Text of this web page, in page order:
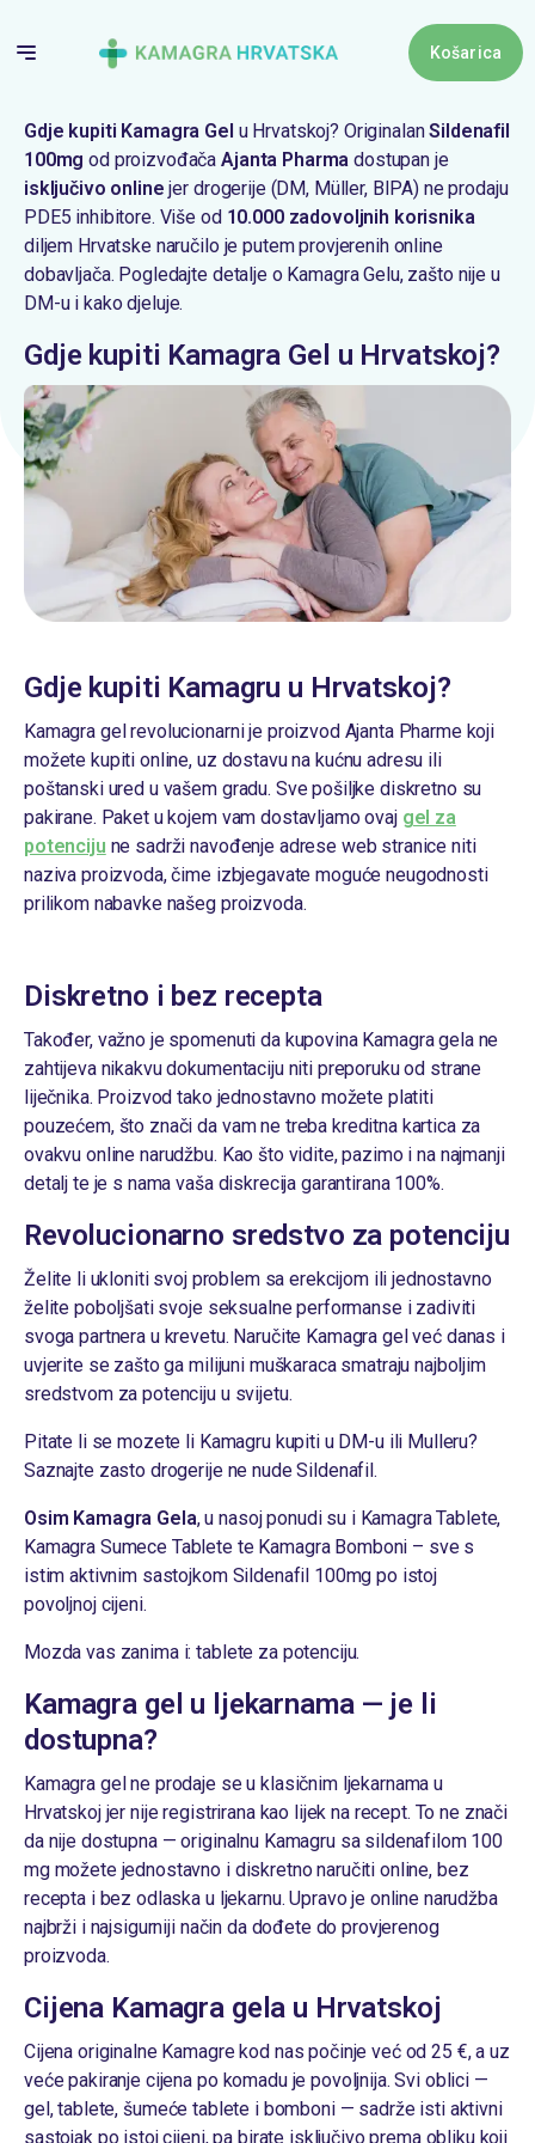
content
Košarica
Nema
Gdje kupiti Kamagra Gel u Hrvatskoj? OriginalanSildenafil
100mg od proizvođačaAjanta Pharma dostupan je
isključivo online jer drogerije (DM, Müller, BIPA) ne prodaju
PDE5 inhibitore. Više od 10.000 zadovoljnih korisnika
diljem Hrvatske naručilo je putem provjerenih online
dobavljača. Pogledajte detalje o Kamagra Gelu, zašto nije u
DM-uikako djeluje.
Gdje kupiti Kamagra Gel u Hrvatskoj?
Gdje kupiti Kamagru u Hrvatskoj?
Kamagra gel revolucionarni je proizvod Ajanta Pharme koji
možete kupiti online, uz dostavu na kućnu adresu ili
poštanski ured u vašem gradu. Sve pošiljke diskretno su
pakirane. Paket u kojem vam dostavljamo ovaj gel za
potenciju ne sadrži navođenje adrese web stranice niti
naziva proizvoda, čime izbjegavate moguće neugodnosti
prilikom nabavke našeg proizvoda.
Diskretno i bez recepta
Također, važno je spomenuti da kupovina Kamagra gela ne
zahtijeva nikakvu dokumentaciju niti preporuku od strane
liječnika. Proizvod tako jednostavno možete platiti
pouzećem, što znači da vam ne treba kreditna kartica za
ovakvu online narudžbu. Kao što vidite, pazimo i na najmanji
detalj te je s nama vaša diskrecija garantirana 100%.
Revolucionarno sredstvo za potenciju
Želite li ukloniti svoj problem sa erekcijom ili jednostavno
želite poboljšati svoje seksualne performanse i zadiviti
svoga partnera u krevetu. Naručite Kamagra gel već danas i
uvjerite se zašto ga milijuni muškaraca smatraju najboljim
sredstvom za potenciju u svijetu.
Pitate li se mozete li Kamagru kupiti u DM-u ili Mulleru?
Saznajte zasto drogerije ne nude Sildenafil.
Osim Kamagra Gela, u nasoj ponudi su i Kamagra Tablete,
Kamagra Sumece Tabletete Kamagra Bomboni – sve s
istim aktivnim sastojkom Sildenafil 100mg po istoj
povoljnoj cijeni.
Mozda vas zanima i:tablete za potenciju.
Kamagra gel u ljekarnama — je li
dostupna?
Kamagra gel ne prodaje se u klasičnim ljekarnama u
Hrvatskoj jer nije registrirana kao lijek na recept. To ne znači
da nije dostupna — originalnu Kamagru sa sildenafilom 100
mg možete jednostavno i diskretno naručiti online, bez
recepta i bez odlaska u ljekarnu. Upravo je online narudžba
najbrži i najsigurniji način da dođete do provjerenog
proizvoda.
Cijena Kamagra gela u Hrvatskoj
Cijena originalne Kamagre kod nas počinje već od 25 €, a uz
veće pakiranje cijena po komadu je povoljnija. Svi oblici —
gel,tablete,šumeće tablete i bomboni— sadrže isti aktivni
sastojak po istoj cijeni, pa birate isključivo prema obliku koji